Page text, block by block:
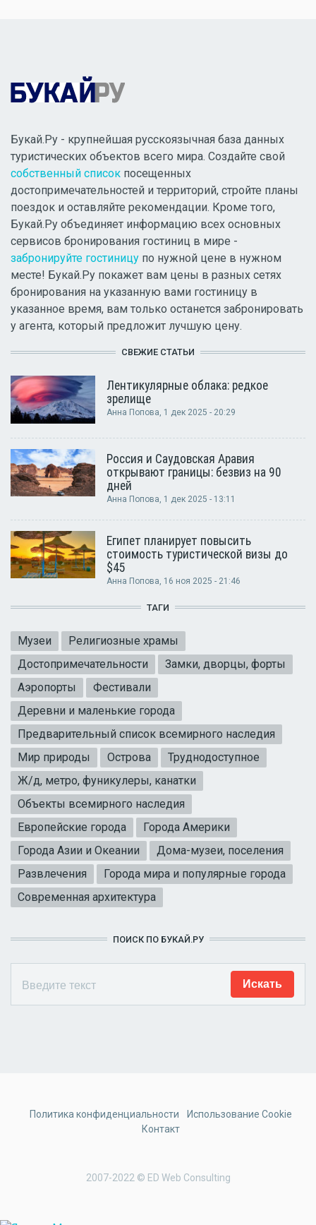
Букай.Ру - крупнейшая русскоязычная база данных
туристических объектов всего мира. Создайте свой
собственный список посещенных
достопримечательностей и территорий, стройте планы
поездок и оставляйте рекомендации. Кроме того,
Букай.Ру объединяет информацию всех основных
сервисов бронирования гостиниц в мире -
забронируйте гостиницу по нужной цене в нужном
месте! Букай.Ру покажет вам цены в разных сетях
бронирования на указанную вами гостиницу в
указанное время, вам только останется забронировать
у агента, который предложит лучшую цену.
СВЕЖИЕ СТАТЬИ
Лентикулярные облака: редкое
зрелище
Анна Попова, 1 дек 2025 - 20:29
Россия и Саудовская Аравия
открывают границы: безвиз на 90
дней
Анна Попова, 1 дек 2025 - 13:11
Египет планирует повысить
стоимость туристической визы до
$45
Анна Попова, 16 ноя 2025 - 21:46
ТАГИ
Музеи
Религиозные храмы
Достопримечательности
Замки, дворцы, форты
Аэропорты
Фестивали
Деревни и маленькие города
Предварительный список всемирного наследия
Мир природы
Острова
Труднодоступное
Ж/д, метро, фуникулеры, канатки
Объекты всемирного наследия
Европейские города
Города Америки
Города Азии и Океании
Дома-музеи, поселения
Развлечения
Города мира и популярные города
Современная архитектура
ПОИСК ПО БУКАЙ.РУ
2007-2022 © ED Web Consulting
Политика конфиденциальности
Использование Cookie
Контакт